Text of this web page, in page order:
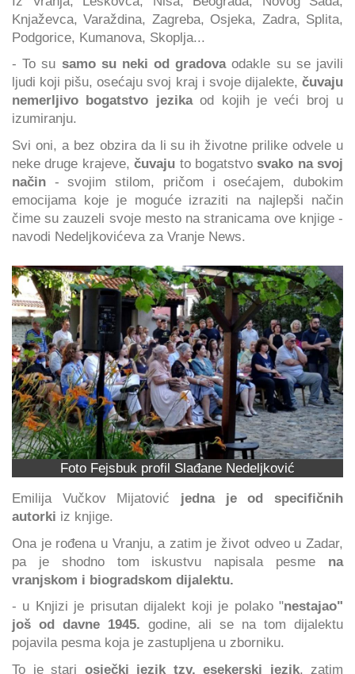
Knjaževca, Varaždina, Zagreba, Osjeka, Zadra, Splita,
Podgorice, Kumanova, Skoplja...
- To su samo su neki od gradovaodakle su se javili
ljudi koji pišu, osećaju svoj kraj i svoje dijalekte, čuvaju
nemerljivo bogatstvo jezikaod kojih je veći broj u
izumiranju.
Svi oni, a bez obzira da li su ih životne prilike odvele u
neke druge krajeve,čuvaju to bogatstvosvako na svoj
način - svojim stilom, pričom i osećajem, dubokim
emocijama koje je moguće izraziti na najlepši način
čime su zauzeli svoje mesto na stranicama ove knjige -
navodi Nedeljkovićeva za Vranje News.
Foto Fejsbuk profil Slađane Nedeljković
Emilija Vučkov Mijatović jedna je od specifičnih
autorki iz knjige.
Ona je rođena u Vranju, a zatim je život odveo u Zadar,
pa je shodno tom iskustvu napisala pesme na
vranjskom i biogradskom dijalektu.
- u Knjizi je prisutan dijalekt koji je polako "nestajao"
još od davne 1945. godine, ali se na tom dijalektu
pojavila pesma koja je zastupljena u zborniku.
To je stari osječki jezik tzv. esekerski jezik, zatim